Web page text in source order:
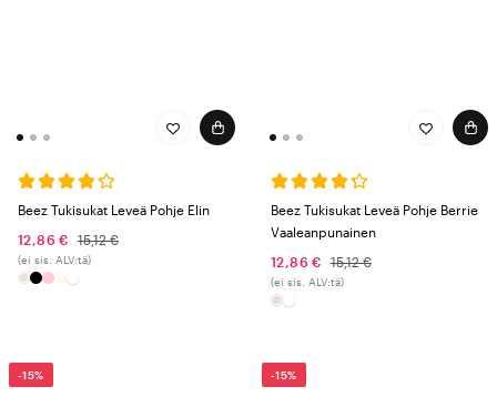
Beez Tukisukat Leveä Pohje Elin
12,86 €
15,12 €
(ei sis. ALV:tä)
Beez Tukisukat Leveä Pohje Berrie
Vaaleanpunainen
12,86 €
15,12 €
(ei sis. ALV:tä)
-15% -15%